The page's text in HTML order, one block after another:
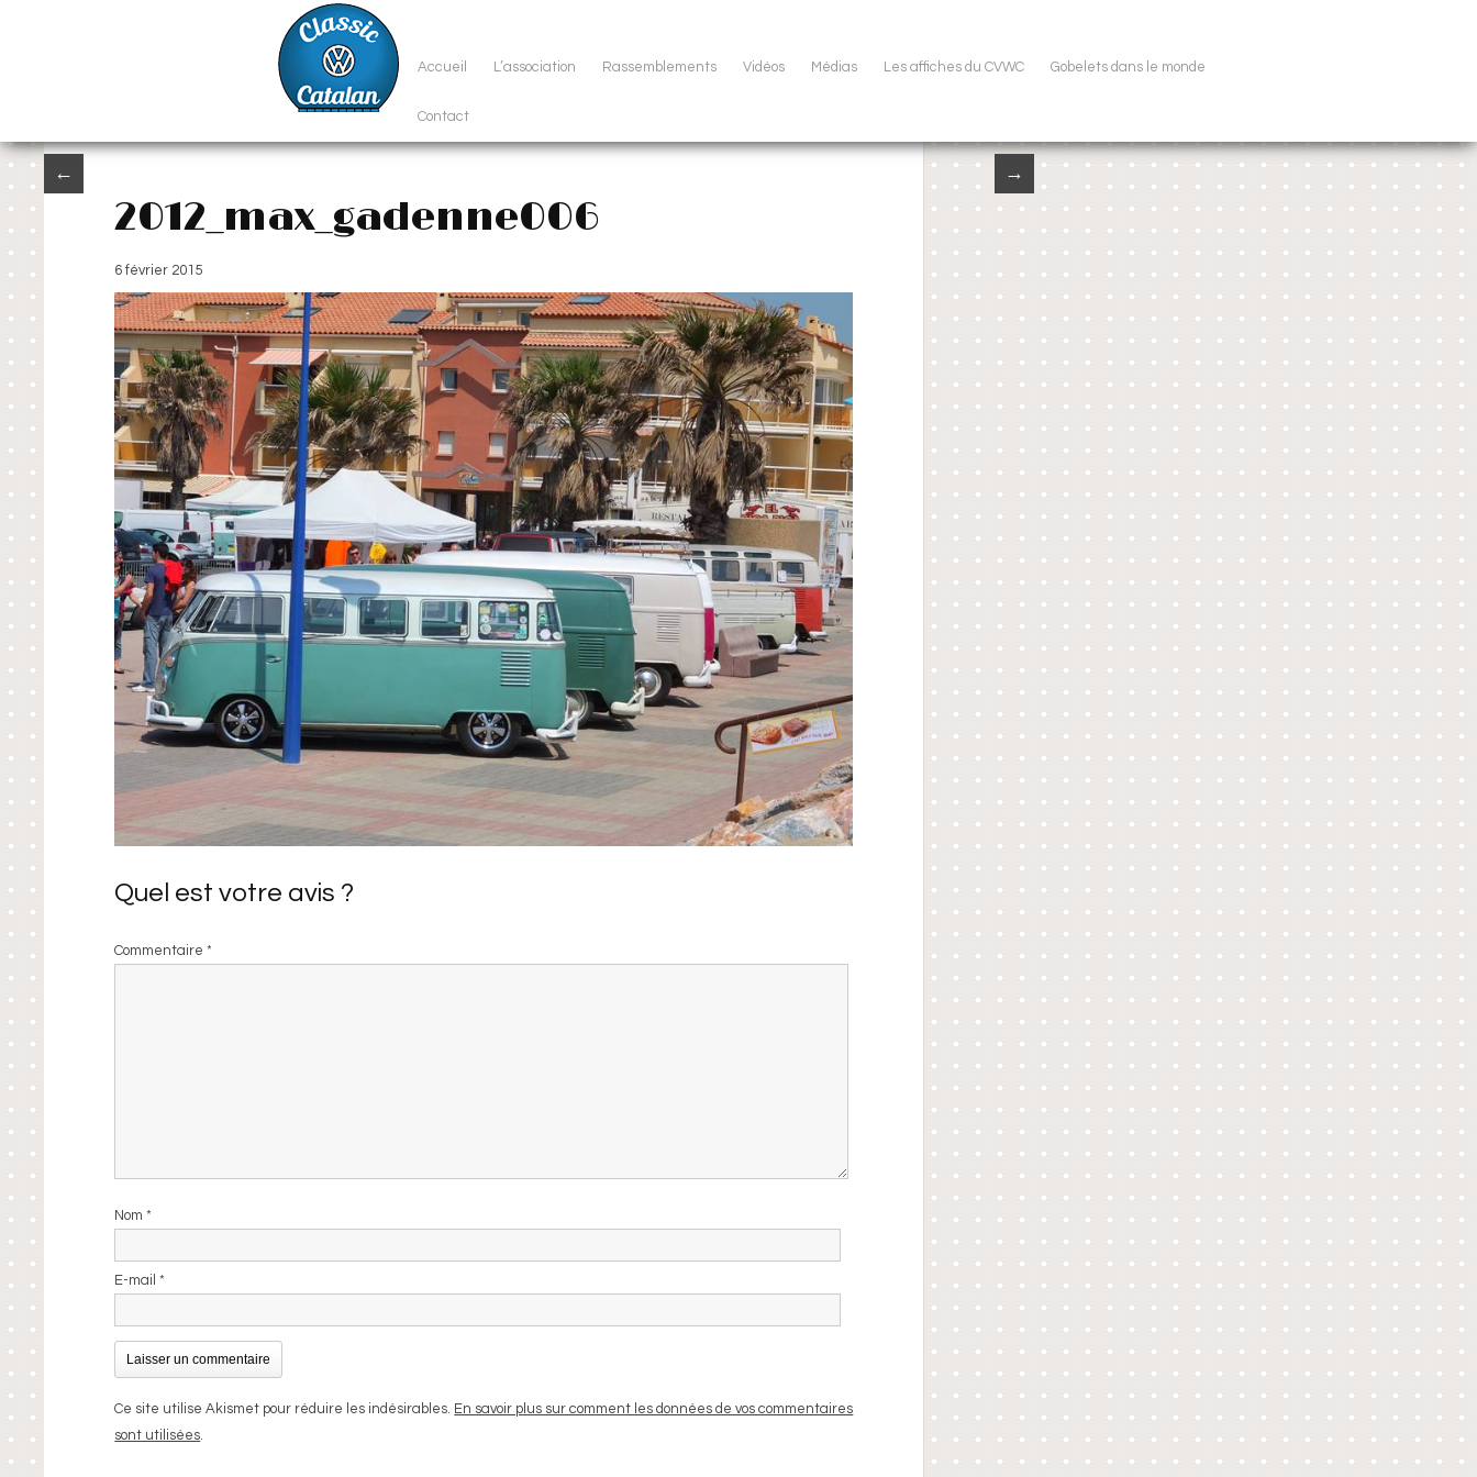
Accueil L’association Rassemblements Vidéos Médias Les affiches du CVWC Gobelets dans le monde
Contact
← →
2012_max_gadenne006
6 février 2015
Quel est votre avis ?
Commentaire*
Nom*
E-mail*
Ce site utilise Akismet pour réduire les indésirables. En savoir plus sur comment les données de vos commentaires
sont utilisées.